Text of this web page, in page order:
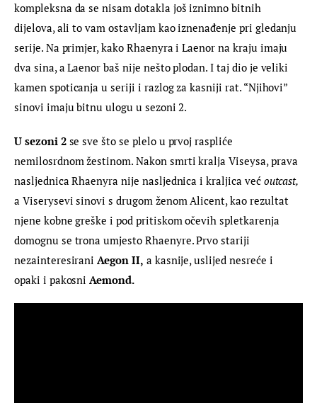
kompleksna da se nisam dotakla još iznimno bitnih
dijelova, ali to vam ostavljam kao iznenađenje pri gledanju
serije. Na primjer, kako Rhaenyra i Laenor na kraju imaju
dva sina, a Laenor baš nije nešto plodan. I taj dio je veliki
kamen spoticanja u seriji i razlog za kasniji rat. “Njihovi”
sinovi imaju bitnu ulogu u sezoni 2.
U sezoni 2 se sve što se plelo u prvoj raspliće
nemilosrdnom žestinom. Nakon smrti kralja Viseysa, prava
nasljednica Rhaenyra nije nasljednica i kraljica već outcast,
a Viserysevi sinovi s drugom ženom Alicent, kao rezultat
njene kobne greške i pod pritiskom očevih spletkarenja
domognu se trona umjesto Rhaenyre. Prvo stariji
nezainteresirani Aegon II, a kasnije, uslijed nesreće i
opaki i pakosni Aemond.